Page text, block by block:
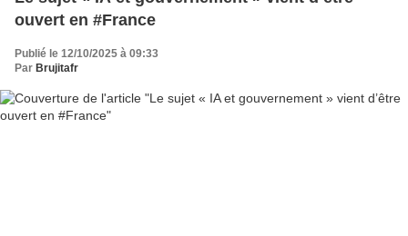
ouvert en #France
Publié le 12/10/2025 à 09:33
Par Brujitafr